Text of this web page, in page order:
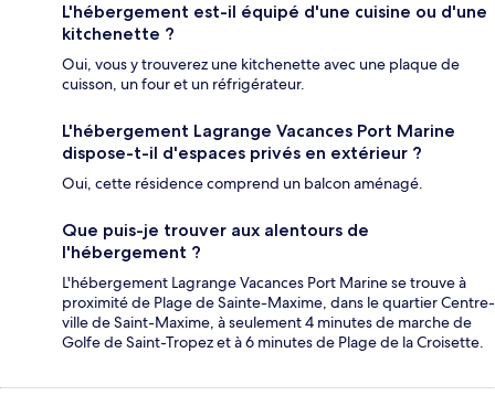
L'hébergement est-il équipé d'une cuisine ou d'une
kitchenette ?
Oui, vous y trouverez une kitchenette avec une plaque de
cuisson, un four et un réfrigérateur.
L'hébergement Lagrange Vacances Port Marine
dispose-t-il d'espaces privés en extérieur ?
Oui, cette résidence comprend un balcon aménagé.
Que puis-je trouver aux alentours de
l'hébergement ?
L'hébergement Lagrange Vacances Port Marine se trouve à
proximité de Plage de Sainte-Maxime, dans le quartier Centre-
ville de Saint-Maxime, à seulement 4 minutes de marche de
Golfe de Saint-Tropez et à 6 minutes de Plage de la Croisette.